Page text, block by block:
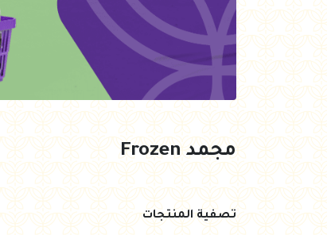
رايس كيك Rice cake
هيلثي كولا
مجمد Frozen
تصفية المنتجات